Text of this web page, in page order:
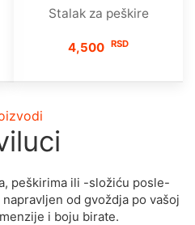
Stalak za peškire
4,500 RSD
peškirima ili -složiću posle-
od gvoždja po vašoj
i boju birate.